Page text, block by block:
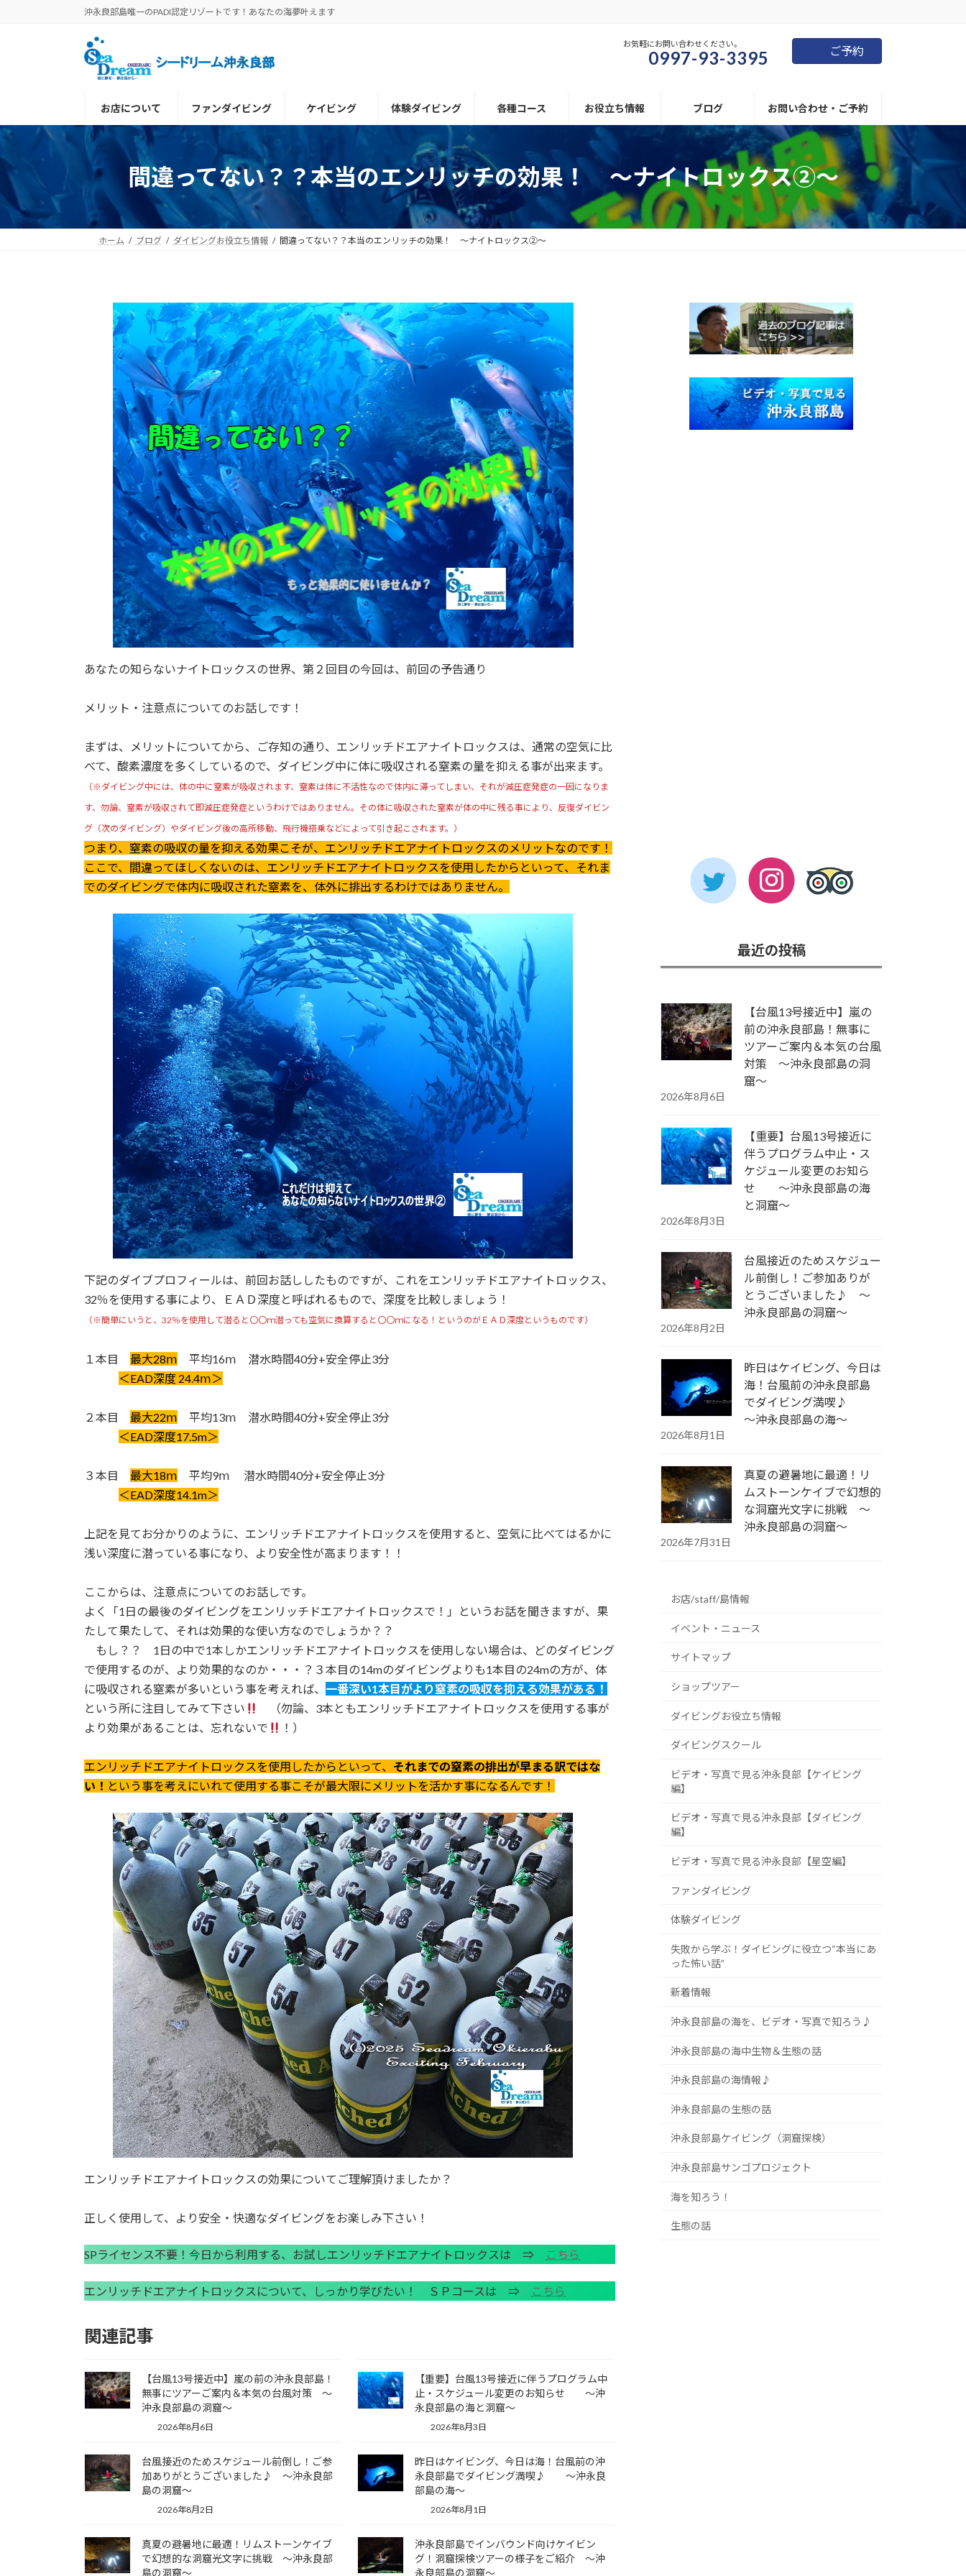
キ
プ
に
動
沖永良部島唯一のPADI認定リゾートです！あなたの海夢叶えます
お気軽にお問い合わせください。
0997-93-3395 ご予約
お店について ファンダイビング ケイビング 体験ダイビング 各種コース お役立ち情報 ブログ お問い合わせ・ご予約
間違ってない？？本当のエンリッチの効果！ ～ナイトロックス②～
ホーム ブログ ダイビングお役立ち情報 間違ってない？？本当のエンリッチの効果！ ～ナイトロックス②～
あなたの知らないナイトロックスの世界、第２回目の今回は、前回の予告通り
メリット・注意点についてのお話しです！
まずは、メリットについてから、ご存知の通り、エンリッチドエアナイトロックスは、通常の空気に比
べて、酸素濃度を多くしているので、ダイビング中に体に吸収される窒素の量を抑える事が出来ます。
（※ダイビング中には、体の中に窒素が吸収されます、窒素は体に不活性なので体内に滞ってしまい、それが減圧症発症の一因になりま
す、勿論、窒素が吸収されて即減圧症発症というわけではありません。その体に吸収された窒素が体の中に残る事により、反復ダイビン
グ（次のダイビング）やダイビング後の高所移動、飛行機搭乗などによって引き起こされます。）
つまり、窒素の吸収の量を抑える効果こそが、エンリッチドエアナイトロックスのメリットなのです！
ここで、間違ってほしくないのは、エンリッチドエアナイトロックスを使用したからといって、それま
でのダイビングで体内に吸収された窒素を、体外に排出するわけではありません。
下記のダイブプロフィールは、前回お話ししたものですが、これをエンリッチドエアナイトロックス、
32％を使用する事により、ＥＡＤ深度と呼ばれるもので、深度を比較しましょう！
（※簡単にいうと、32％を使用して潜ると〇〇ｍ潜っても空気に換算すると〇〇ｍになる！というのがＥＡＤ深度というものです）
１本目 最大28ⅿ 平均16ⅿ 潜水時間40分+安全停止3分
＜EAD深度 24.4ⅿ＞
２本目 最大22ⅿ 平均13ⅿ 潜水時間40分+安全停止3分
＜EAD深度17.5m＞
３本目 最大18ⅿ 平均9ⅿ 潜水時間40分+安全停止3分
＜EAD深度14.1m＞
上記を見てお分かりのように、エンリッチドエアナイトロックスを使用すると、空気に比べてはるかに
浅い深度に潜っている事になり、より安全性が高まります！！
ここからは、注意点についてのお話しです。
よく「1日の最後のダイビングをエンリッチドエアナイトロックスで！」というお話を聞きますが、果
たして果たして、それは効果的な使い方なのでしょうか？？
もし？？ 1日の中で1本しかエンリッチドエアナイトロックスを使用しない場合は、どのダイビング
で使用するのが、より効果的なのか・・・？３本目の14mのダイビングよりも1本目の24mの方が、体
に吸収される窒素が多いという事を考えれば、 一番深い1本目がより窒素の吸収を抑える効果がある！
という所に注目してみて下さい
（勿論、3本ともエンリッチドエアナイトロックスを使用する事が
より効果があることは、忘れないで
！）
エンリッチドエアナイトロックスを使用したからといって、 それまでの窒素の排出が早まる訳ではな
い！ という事を考えにいれて使用する事こそが最大限にメリットを活かす事になるんです！
エンリッチドエアナイトロックスの効果についてご理解頂けましたか？
正しく使用して、より安全・快適なダイビングをお楽しみ下さい！
SPライセンス不要！今日から利用する、お試しエンリッチドエアナイトロックスは ⇒ こちら
エンリッチドエアナイトロックスについて、しっかり学びたい！ ＳＰコースは ⇒ こちら
関連記事
【台風13号接近中】嵐の前の沖永良部島！
無事にツアーご案内＆本気の台風対策 ～
沖永良部島の洞窟～
2026年8月6日
【重要】台風13号接近に伴うプログラム中
止・スケジュール変更のお知らせ ～沖
永良部島の海と洞窟～
2026年8月3日
台風接近のためスケジュール前倒し！ご参
加ありがとうございました♪ ～沖永良部
島の洞窟～
2026年8月2日
昨日はケイビング、今日は海！台風前の沖
永良部島でダイビング満喫♪ ～沖永良
部島の海～
2026年8月1日
真夏の避暑地に最適！リムストーンケイブ
で幻想的な洞窟光文字に挑戦 ～沖永良部
島の洞窟～
沖永良部島でインバウンド向けケイビン
グ！洞窟探検ツアーの様子をご紹介 ～沖
永良部島の洞窟～
最近の投稿
【台風13号接近中】嵐の
前の沖永良部島！無事に
ツアーご案内＆本気の台風
対策 ～沖永良部島の洞
窟～
2026年8月6日
【重要】台風13号接近に
伴うプログラム中止・ス
ケジュール変更のお知ら
せ ～沖永良部島の海
と洞窟～
2026年8月3日
台風接近のためスケジュー
ル前倒し！ご参加ありが
とうございました♪ ～
沖永良部島の洞窟～
2026年8月2日
昨日はケイビング、今日は
海！台風前の沖永良部島
でダイビング満喫♪
～沖永良部島の海～
2026年8月1日
真夏の避暑地に最適！リ
ムストーンケイブで幻想的
な洞窟光文字に挑戦 ～
沖永良部島の洞窟～
2026年7月31日
お店/staff/島情報
イベント・ニュース
サイトマップ
ショップツアー
ダイビングお役立ち情報
ダイビングスクール
ビデオ・写真で見る沖永良部【ケイビング
編】
ビデオ・写真で見る沖永良部【ダイビング
編】
ビデオ・写真で見る沖永良部【星空編】
ファンダイビング
体験ダイビング
失敗から学ぶ！ダイビングに役立つ“本当にあ
った怖い話”
新着情報
沖永良部島の海を、ビデオ・写真で知ろう♪
沖永良部島の海中生物＆生態の話
沖永良部島の海情報♪
沖永良部島の生態の話
沖永良部島ケイビング（洞窟探検）
沖永良部島サンゴプロジェクト
海を知ろう！
生態の話